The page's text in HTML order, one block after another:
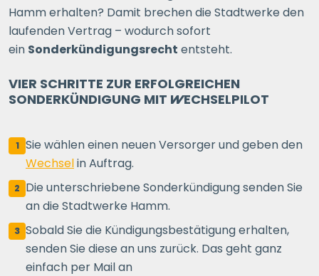
Hamm erhalten? Damit brechen die Stadtwerke den
laufenden Vertrag – wodurch sofort
ein Sonderkündigungsrecht entsteht.
VIER SCHRITTE ZUR ERFOLGREICHEN
SONDERKÜNDIGUNG MIT WECHSELPILOT
1 Sie wählen einen neuen Versorger und geben den
Wechselin Auftrag.
2 Die unterschriebene Sonderkündigung senden Sie
an die Stadtwerke Hamm.
3 Sobald Sie die Kündigungsbestätigung erhalten,
senden Sie diese an uns zurück. Das geht ganz
einfach per Mail an